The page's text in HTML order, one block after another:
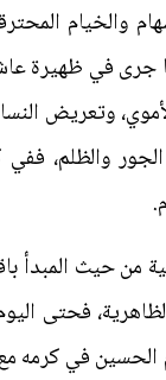
والخيام
جرى في ظهيرة
وتعريض
والظلم، ففي
من حيث المبدأ
فحتى
الحسين في كرمه